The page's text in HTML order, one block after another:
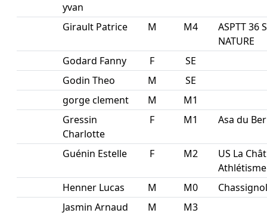
yvan
Girault Patrice M M4
ASPTT 36
NATURE
Godard Fanny
F
SE
Godin Theo
M
SE
gorge clement
M
M1
Gressin
Charlotte
F M1 Asa du
Guénin Estelle F M2
US La
Athlétisme
Henner Lucas
M M0
Jasmin Arnaud
M
M3